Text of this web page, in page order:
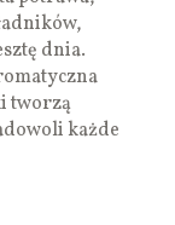
dnia.
tworzą
każde